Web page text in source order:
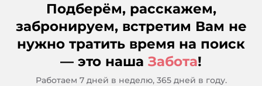
Подберём, расскажем,
забронируем, встретим Вам не
нужно тратить время на поиск
— это наша Забота!
Работаем 7 дней в неделю, 365 дней в году.